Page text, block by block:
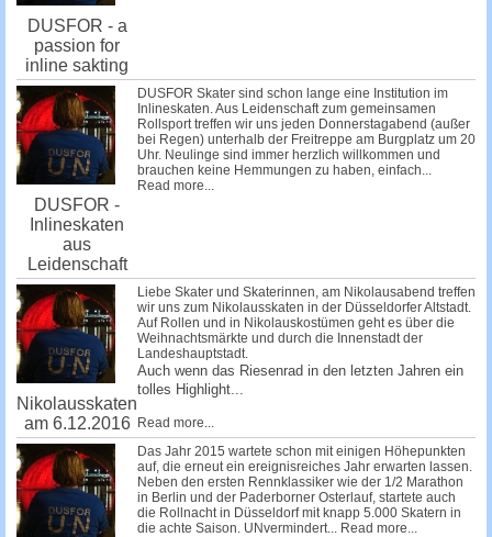
DUSFOR - a
passion for
inline sakting
DUSFOR -
Inlineskaten
aus
Leidenschaft
DUSFOR Skater sind schon lange eine Institution im
Inlineskaten. Aus Leidenschaft zum gemeinsamen
Rollsport treffen wir uns jeden Donnerstagabend (außer
bei Regen) unterhalb der Freitreppe am Burgplatz um 20
Uhr. Neulinge sind immer herzlich willkommen und
brauchen keine Hemmungen zu haben, einfach...
Read more...
Nikolausskaten
am 6.12.2016
Liebe Skater und Skaterinnen, am Nikolausabend treffen
wir uns zum Nikolausskaten in der Düsseldorfer Altstadt.
Auf Rollen und in Nikolauskostümen geht es über die
Weihnachtsmärkte und durch die Innenstadt der
Landeshauptstadt.
Auch wenn das Riesenrad in den letzten Jahren ein
tolles Highlight...
Read more...
Das Jahr 2015 wartete schon mit einigen Höhepunkten
auf, die erneut ein ereignisreiches Jahr erwarten lassen.
Neben den ersten Rennklassiker wie der 1/2 Marathon
in Berlin und der Paderborner Osterlauf, startete auch
die Rollnacht in Düsseldorf mit knapp 5.000 Skatern in
die achte Saison. UNvermindert... Read more...